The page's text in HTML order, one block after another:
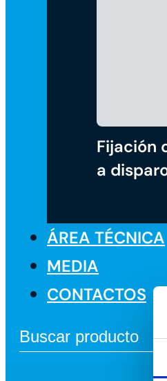
Fijación
a
ÁREA TÉCNICA
MEDIA
CONTACTOS